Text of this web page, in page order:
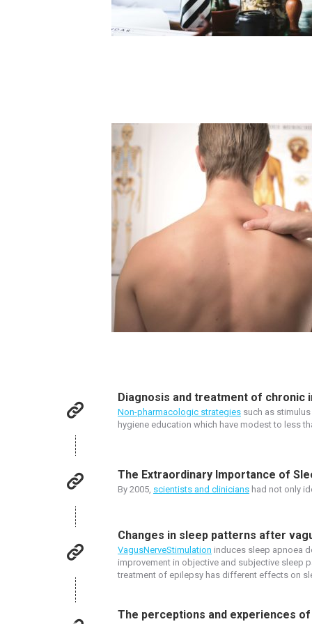
Diagnosis and treatment of chronic
Non-pharmacologic strategies such as
hygiene education which have modest to less
The Extraordinary Importance of
By 2005, scientists and clinicians had not only
Changes in sleep patterns after
VagusNerveStimulation induces sleep apnoea
improvement in objective and subjective sleep
treatment of epilepsy has different effects on
The perceptions and experiences